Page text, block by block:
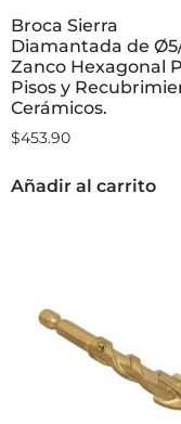
Broca Sierra
Diamantada de Ø5/
Zanco Hexagonal
Pisos y
Cerámicos.
$453.90
Añadir al carrito